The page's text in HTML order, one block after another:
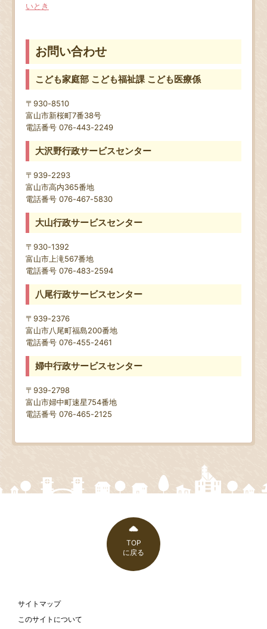
いとき
お問い合わせ
こども家庭部 こども福祉課 こども医療係
〒930-8510
富山市新桜町7番38号
電話番号 076-443-2249
大沢野行政サービスセンター
〒939-2293
富山市高内365番地
電話番号 076-467-5830
大山行政サービスセンター
〒930-1392
富山市上滝567番地
電話番号 076-483-2594
八尾行政サービスセンター
〒939-2376
富山市八尾町福島200番地
電話番号 076-455-2461
婦中行政サービスセンター
〒939-2798
富山市婦中町速星754番地
電話番号 076-465-2125
TOP
に戻る
サイトマップ
このサイトについて